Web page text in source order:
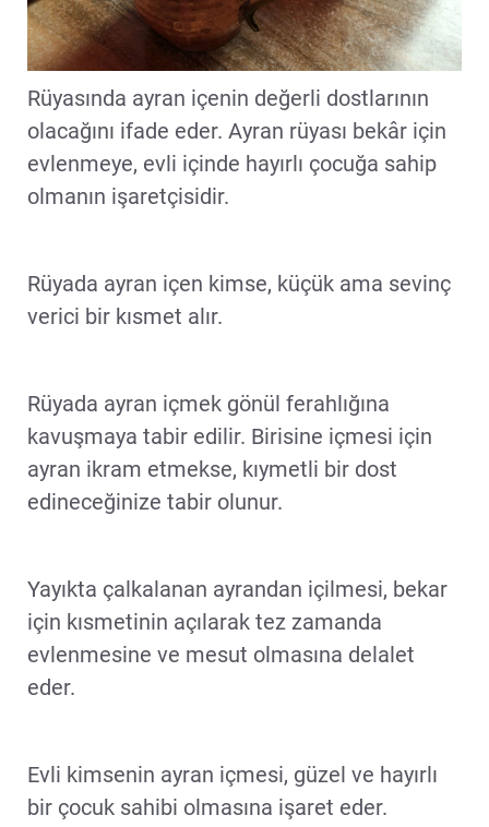
Rüyasında ayran içenin değerli dostlarının
olacağını ifade eder. Ayran rüyası bekâr için
evlenmeye, evli içinde hayırlı çocuğa sahip
olmanın işaretçisidir.
Rüyada ayran içen kimse, küçük ama sevinç
verici bir kısmet alır.
Rüyada ayran içmek gönül ferahlığına
kavuşmaya tabir edilir. Birisine içmesi için
ayran ikram etmekse, kıymetli bir dost
edineceğinize tabir olunur.
Yayıkta çalkalanan ayrandan içilmesi, bekar
için kısmetinin açılarak tez zamanda
evlenmesine ve mesut olmasına delalet
eder.
Evli kimsenin ayran içmesi, güzel ve hayırlı
bir çocuk sahibi olmasına işaret eder.